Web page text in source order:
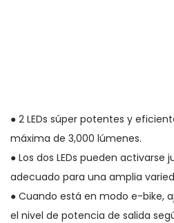
● 2 LEDs súper potentes y
máxima de 3,000 lúmenes.
● Los dos LEDs pueden
adecuado para una amplia
● Cuando está en modo e-bike,
el nivel de potencia de salida